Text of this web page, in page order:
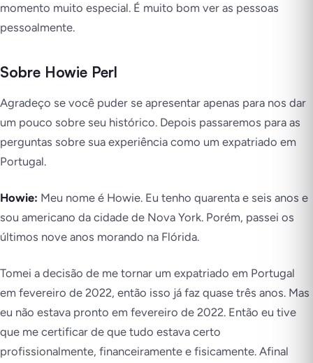
momento muito especial. É muito bom ver as pessoas
pessoalmente.
Sobre Howie Perl
Agradeço se você puder se apresentar apenas para nos dar
um pouco sobre seu histórico. Depois passaremos para as
perguntas sobre sua experiência como um expatriado em
Portugal.
Howie: Meu nome é Howie. Eu tenho quarenta e seis anos e
sou americano da cidade de Nova York. Porém, passei os
últimos nove anos morando na Flórida.
Tomei a decisão de me tornar um expatriado em Portugal
em fevereiro de 2022, então isso já faz quase três anos. Mas
eu não estava pronto em fevereiro de 2022. Então eu tive
que me certificar de que tudo estava certo
profissionalmente, financeiramente e fisicamente. Afinal